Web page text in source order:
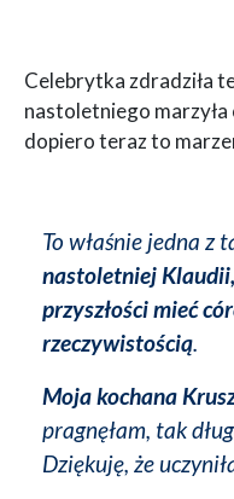
Celebrytka zdradziła
nastoletniego marzyła
dopiero teraz to
To właśnie jedna z
nastoletniej
przyszłości mieć
rzeczywistością.
Moja kochana
pragnęłam, tak
Dziękuję, że